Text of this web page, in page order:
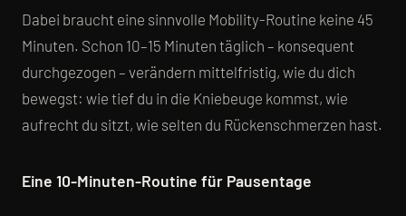
Dabei braucht eine sinnvolle Mobility-Routine keine 45
Minuten. Schon 10–15 Minuten täglich – konsequent
durchgezogen – verändern mittelfristig, wie du dich
bewegst: wie tief du in die Kniebeuge kommst, wie
aufrecht du sitzt, wie selten du Rückenschmerzen hast.
Eine 10-Minuten-Routine für Pausentage